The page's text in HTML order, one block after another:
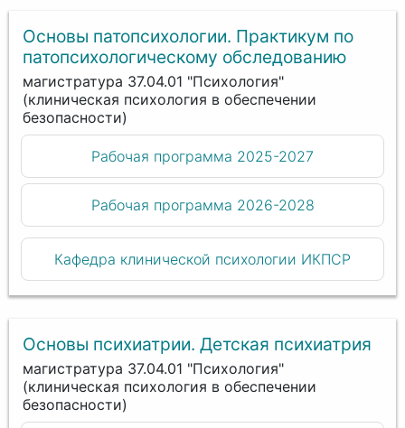
Основы патопсихологии. Практикум по
патопсихологическому обследованию
магистратура 37.04.01 "Психология"
(клиническая психология в обеспечении
безопасности)
Рабочая программа 2025-2027
Рабочая программа 2026-2028
Кафедра клинической психологии ИКПСР
Основы психиатрии. Детская психиатрия
магистратура 37.04.01 "Психология"
(клиническая психология в обеспечении
безопасности)